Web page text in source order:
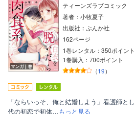
マンガ｜巻
ティーンズラブコミック
著者：小牧夏子
出版社：ぶんか社
162ページ
1巻レンタル：350ポイント
1巻購入：700ポイント
（19）
「ならいっそ、俺と結婚しよう」看護師と
代の初恋で初体…もっと見る